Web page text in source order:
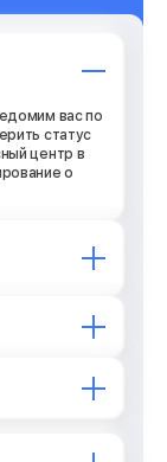
вас по
статус
центр в
о